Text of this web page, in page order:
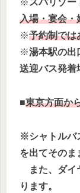
※ スパリゾー
入場・宴会・
※予約制では
※湯本駅の出
送迎バス発着
■東京方面か
※シャトルバ
を出てそのま
また、ダイ
ります。